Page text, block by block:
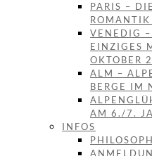
PARIS –
VENEDIG
EINZIGES
OKTOBER
ALM –
BERGE IM
AM 6./7.
INFOS